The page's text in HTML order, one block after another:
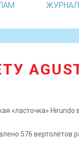
ЖУРНАЛ
«ласточка»
576